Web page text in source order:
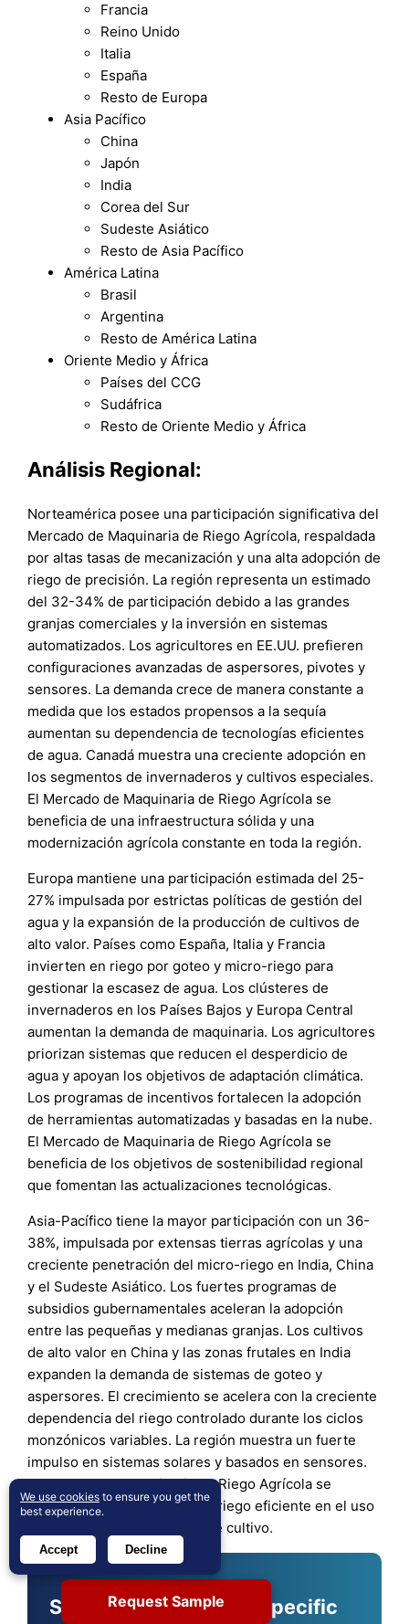
Francia
Reino Unido
Italia
España
Resto de Europa
Asia Pacífico
China
Japón
India
Corea del Sur
Sudeste Asiático
Resto de Asia Pacífico
América Latina
Brasil
Argentina
Resto de América Latina
Oriente Medio y África
Países del CCG
Sudáfrica
Resto de Oriente Medio y África
Análisis Regional:
Norteamérica posee una participación significativa del
Mercado de Maquinaria de Riego Agrícola, respaldada
por altas tasas de mecanización y una alta adopción de
riego de precisión. La región representa un estimado
del 32-34% de participación debido a las grandes
granjas comerciales y la inversión en sistemas
automatizados. Los agricultores en EE.UU. prefieren
configuraciones avanzadas de aspersores, pivotes y
sensores. La demanda crece de manera constante a
medida que los estados propensos a la sequía
aumentan su dependencia de tecnologías eficientes
de agua. Canadá muestra una creciente adopción en
los segmentos de invernaderos y cultivos especiales.
El Mercado de Maquinaria de Riego Agrícola se
beneficia de una infraestructura sólida y una
modernización agrícola constante en toda la región.
Europa mantiene una participación estimada del 25-
27% impulsada por estrictas políticas de gestión del
agua y la expansión de la producción de cultivos de
alto valor. Países como España, Italia y Francia
invierten en riego por goteo y micro-riego para
gestionar la escasez de agua. Los clústeres de
invernaderos en los Países Bajos y Europa Central
aumentan la demanda de maquinaria. Los agricultores
priorizan sistemas que reducen el desperdicio de
agua y apoyan los objetivos de adaptación climática.
Los programas de incentivos fortalecen la adopción
de herramientas automatizadas y basadas en la nube.
El Mercado de Maquinaria de Riego Agrícola se
beneficia de los objetivos de sostenibilidad regional
que fomentan las actualizaciones tecnológicas.
Asia-Pacífico tiene la mayor participación con un 36-
38%, impulsada por extensas tierras agrícolas y una
creciente penetración del micro-riego en India, China
y el Sudeste Asiático. Los fuertes programas de
subsidios gubernamentales aceleran la adopción
entre las pequeñas y medianas granjas. Los cultivos
de alto valor en China y las zonas frutales en India
expanden la demanda de sistemas de goteo y
aspersores. El crecimiento se acelera con la creciente
dependencia del riego controlado durante los ciclos
monzónicos variables. La región muestra un fuerte
impulso en sistemas solares y basados en sensores.
El Mercado de Maquinaria de Riego Agrícola se
beneficia del cambio hacia el riego eficiente en el uso
del agua en diversas zonas de cultivo.
Shape Your Report to Specific
Request Sample
We use cookies to ensure you get the
best experience.
Accept Decline